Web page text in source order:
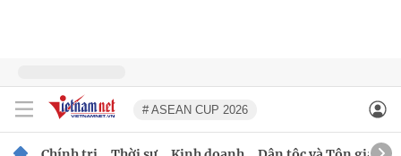
# ASEAN CUP 2026